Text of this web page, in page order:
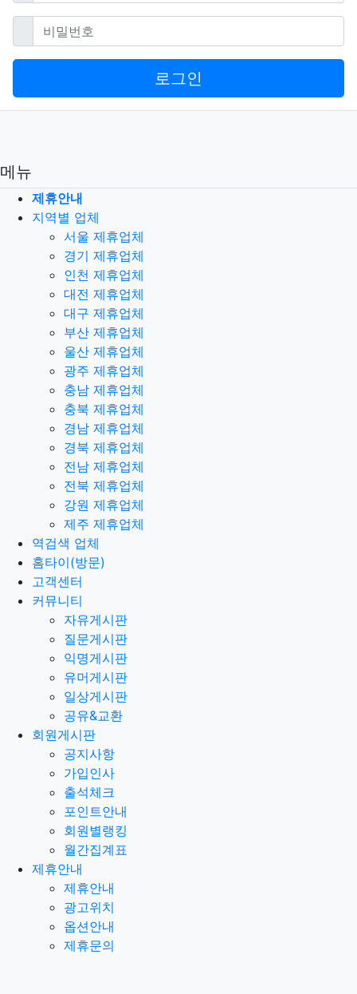
비밀번호필수
로그인
메뉴
제휴안내
지역별 업체
서울 제휴업체
경기 제휴업체
인천 제휴업체
대전 제휴업체
대구 제휴업체
부산 제휴업체
울산 제휴업체
광주 제휴업체
충남 제휴업체
충북 제휴업체
경남 제휴업체
경북 제휴업체
전남 제휴업체
전북 제휴업체
강원 제휴업체
제주 제휴업체
역검색 업체
홈타이(방문)
고객센터
커뮤니티
자유게시판
질문게시판
익명게시판
유머게시판
일상게시판
공유&교환
회원게시판
공지사항
가입인사
출석체크
포인트안내
회원별랭킹
월간집계표
제휴안내
제휴안내
광고위치
옵션안내
제휴문의